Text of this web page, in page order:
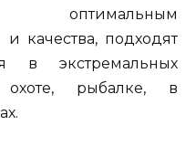
оптимальным
качества, подходят
в экстремальных
рыбалке, в